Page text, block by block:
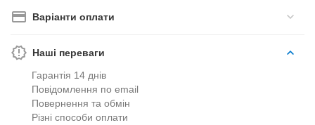
Варіанти оплати
Наші переваги
Гарантія 14 днів
Повідомлення по email
Повернення та обмін
Різні способи оплати